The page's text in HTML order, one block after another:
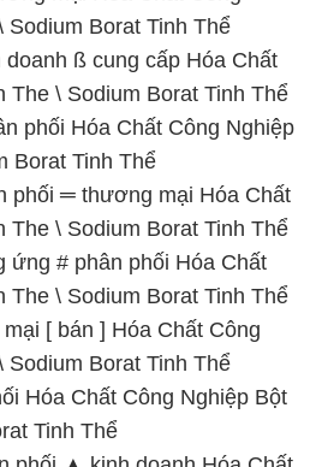
Borat Tinh Thể
phối ═ thương mại Hóa Chất
The \ Sodium Borat Tinh Thể
# phân phối Hóa Chất
\ Sodium Borat Tinh Thể
[ bán ] Hóa Chất Công
Borat Tinh Thể
Hóa Chất Công Nghiệp Bột
Tinh Thể
phối ▲ kinh doanh Hóa Chất
\ Sodium Borat Tinh Thể
doanh Hóa Chất Công
Borat Tinh Thể
mại \ phân phối Hóa Chất